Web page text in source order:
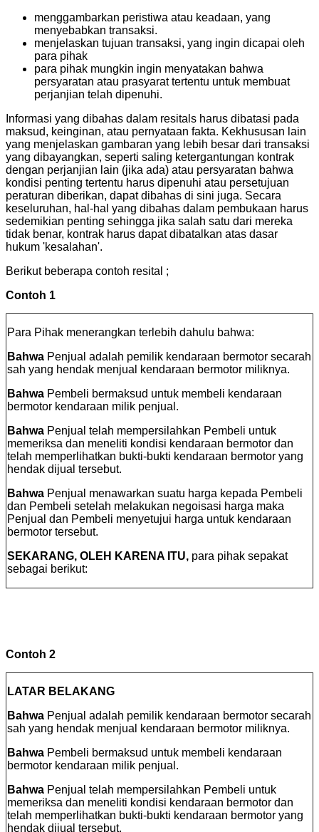
menggambarkan peristiwa atau keadaan, yang
menyebabkan transaksi.
menjelaskan tujuan transaksi, yang ingin dicapai oleh
para pihak
para pihak mungkin ingin menyatakan bahwa
persyaratan atau prasyarat tertentu untuk membuat
perjanjian telah dipenuhi.
Informasi yang dibahas dalam resitals harus dibatasi pada
maksud, keinginan, atau pernyataan fakta. Kekhususan lain
yang menjelaskan gambaran yang lebih besar dari transaksi
yang dibayangkan, seperti saling ketergantungan kontrak
dengan perjanjian lain (jika ada) atau persyaratan bahwa
kondisi penting tertentu harus dipenuhi atau persetujuan
peraturan diberikan, dapat dibahas di sini juga. Secara
keseluruhan, hal-hal yang dibahas dalam pembukaan harus
sedemikian penting sehingga jika salah satu dari mereka
tidak benar, kontrak harus dapat dibatalkan atas dasar
hukum 'kesalahan'.
Berikut beberapa contoh resital ;
Contoh 1
Para Pihak menerangkan terlebih dahulu bahwa:
Bahwa Penjual adalah pemilik kendaraan bermotor secarah
sah yang hendak menjual kendaraan bermotor miliknya.
Bahwa Pembeli bermaksud untuk membeli kendaraan
bermotor kendaraan milik penjual.
Bahwa Penjual telah mempersilahkan Pembeli untuk
memeriksa dan meneliti kondisi kendaraan bermotor dan
telah memperlihatkan bukti-bukti kendaraan bermotor yang
hendak dijual tersebut.
Bahwa Penjual menawarkan suatu harga kepada Pembeli
dan Pembeli setelah melakukan negoisasi harga maka
Penjual dan Pembeli menyetujui harga untuk kendaraan
bermotor tersebut.
SEKARANG, OLEH KARENA ITU, para pihak sepakat
sebagai berikut:
Contoh 2
LATAR BELAKANG
Bahwa Penjual adalah pemilik kendaraan bermotor secarah
sah yang hendak menjual kendaraan bermotor miliknya.
Bahwa Pembeli bermaksud untuk membeli kendaraan
bermotor kendaraan milik penjual.
Bahwa Penjual telah mempersilahkan Pembeli untuk
memeriksa dan meneliti kondisi kendaraan bermotor dan
telah memperlihatkan bukti-bukti kendaraan bermotor yang
hendak dijual tersebut.